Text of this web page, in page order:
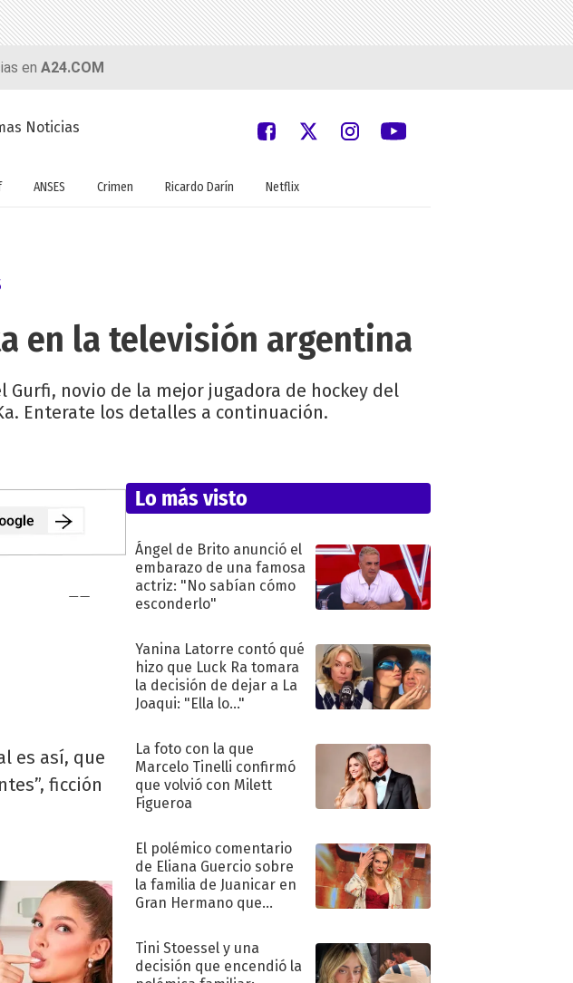
en A24.COM
Noticias
ANSES Crimen Ricardo Darín Netflix
en la televisión argentina
novio de la mejor jugadora de hockey del
Enterate los detalles a continuación.
es así, que
ficción
Lo más visto
Ángel de Brito anunció el
embarazo de una famosa
actriz: "No sabían cómo
esconderlo"
Yanina Latorre contó qué
hizo que Luck Ra tomara
la decisión de dejar a La
Joaqui: "Ella lo..."
La foto con la que
Marcelo Tinelli confirmó
que volvió con Milett
Figueroa
El polémico comentario
de Eliana Guercio sobre
la familia de Juanicar en
Gran Hermano que
Tini Stoessel y una
decisión que encendió la